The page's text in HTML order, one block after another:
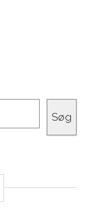
Søg